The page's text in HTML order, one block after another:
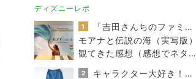
ディズニーレポ
1
「吉田さんちのファミリー日記」Powered by Ameba 吉田さんファミリーオフィシャルブログ
モアナと伝説の海（実写版）
観てきた感想（感想でネタバ
レあり）
2
キャラクター大好き！コロ助の2回目ロンドン生活にっき★